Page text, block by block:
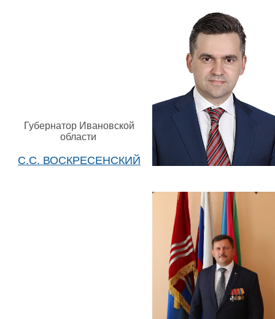
Губернатор Ивановской
области
С.С. ВОСКРЕСЕНСКИЙ